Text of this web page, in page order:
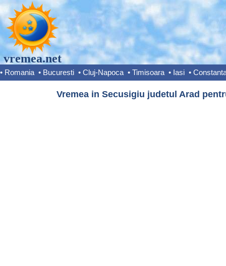
vremea.net
• Romania • Bucuresti • Cluj-Napoca • Timisoara • Iasi •
Vremea in Secusigiu judetul Arad